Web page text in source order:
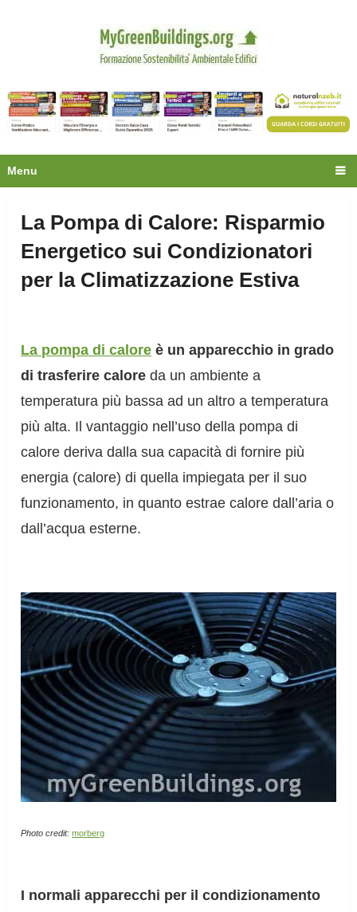
Menu
La Pompa di Calore: Risparmio
Energetico sui Condizionatori
per la Climatizzazione Estiva
La pompa di calore è un apparecchio in grado
di trasferire calore da un ambiente a
temperatura più bassa ad un altro a temperatura
più alta. Il vantaggio nell’uso della pompa di
calore deriva dalla sua capacità di fornire più
energia (calore) di quella impiegata per il suo
funzionamento, in quanto estrae calore dall’aria o
dall’acqua esterne.
Photo credit: morberg
I normali apparecchi per il condizionamento
Privacy
Oltre 30.000 tecnici
fanno già parte della